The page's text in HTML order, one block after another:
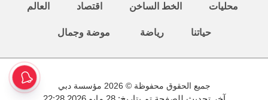
محليات الخط الساخن اقتصاد العالم
حياتنا رياضة موضة وجمال
جميع الحقوق محفوظة © 2026 مؤسسة دبي